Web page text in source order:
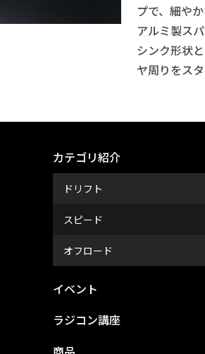
プで、細や
アルミ製ス
シンク形状
ヤ周りをス
カテゴリ紹介
ドリフト
スピード
オフロード
イベント
ラジコン講座